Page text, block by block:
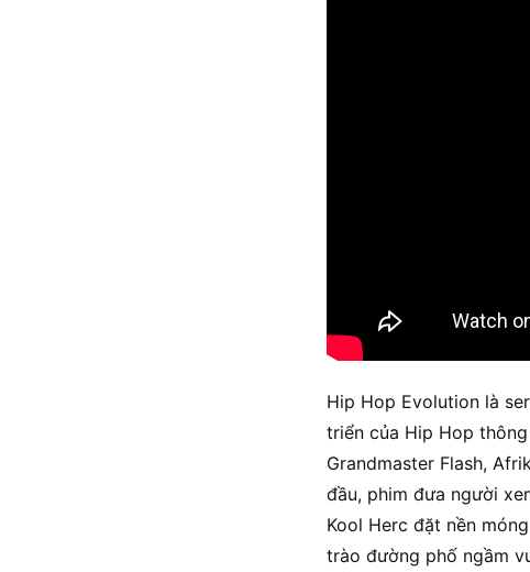
Hip Hop Evolution là
triển của Hip Hop
Grandmaster Flash,
đầu, phim đưa người
Kool Herc đặt nền
trào đường phố ngầm